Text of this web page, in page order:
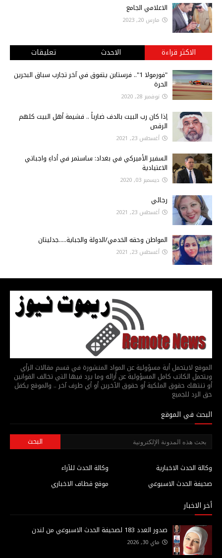
الاعلامي الجامع
مارس 20, 2023
الاكثر قراءة الاحدث تعليقات
"فورمولا 1".. فرستابن يتفوق في آخر تجارب سباق البحرين
الحرة
نوفمبر 28, 2020
إذا كان رب البيت بالدف ضارباً .. فشيمة أهل البيت كلهم
الرقص
أغسطس 23, 2021
السفير الأميركي في بغداد: ساستمر في أداءِ واجباتي
الاعتيادية
ديسمبر 03, 2020
رجائي
أغسطس 23, 2021
المواطن وحقه الخدمي/الدولة والجباية.....جدليتان
أغسطس 23, 2021
الموقع لايتحمل أية مسؤولية عن المواد المنشورة في قسم مقالات الرأي
ويتحمل الكاتب كامل المسؤولية عن أرائه وما يرد فيها التي تخالف القوانين
أو تنتهك حقوق الملكية أو حقوق الآخرين أو أي طرف آخر .. والموقع يكفل
حق الرد للجميع
البحث في الموقع
وكالة الحدث للآراء
وكالة الحدث الاخبارية
موقع قطاف الاخباري
صحيفة الحدث الاسبوعي
أخر الاخبار
صدور العدد 183 لصحيفة الحدث الاسبوعي من لندن
ماي 30, 2026